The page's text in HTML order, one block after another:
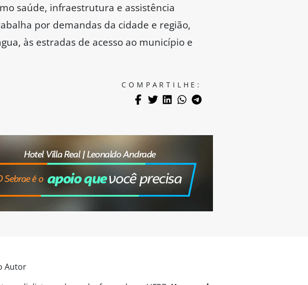
saúde, infraestrutura e assistência
por demandas da cidade e região,
às estradas de acesso ao município e
COMPARTILHE:
Autor